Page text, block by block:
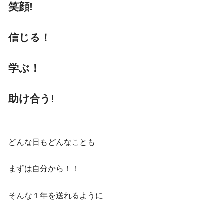
笑顔!
信じる！
学ぶ！
助け合う!
どんな日もどんなことも
まずは自分から！！
そんな１年を送れるように